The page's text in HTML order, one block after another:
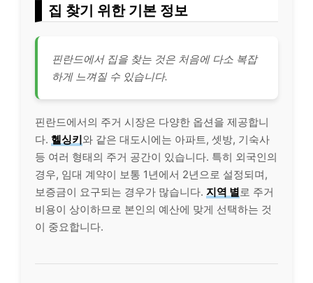
집 찾기 위한 기본 정보
핀란드에서 집을 찾는 것은 처음에 다소 복잡
하게 느껴질 수 있습니다.
핀란드에서의 주거 시장은 다양한 옵션을 제공합니
다. 헬싱키와 같은 대도시에는 아파트, 셋방, 기숙사
등 여러 형태의 주거 공간이 있습니다. 특히 외국인의
경우, 임대 계약이 보통 1년에서 2년으로 설정되며,
보증금이 요구되는 경우가 많습니다. 지역 별로 주거
비용이 상이하므로 본인의 예산에 맞게 선택하는 것
이 중요합니다.